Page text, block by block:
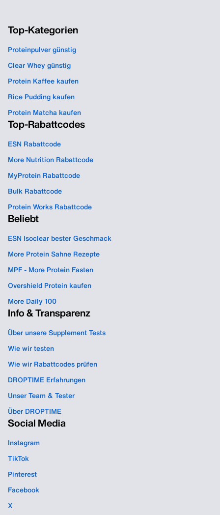
Top-Kategorien
Proteinpulver günstig
Clear Whey günstig
Protein Kaffee kaufen
Rice Pudding kaufen
Protein Matcha kaufen
Top-Rabattcodes
ESN Rabattcode
More Nutrition Rabattcode
MyProtein Rabattcode
Bulk Rabattcode
Protein Works Rabattcode
Beliebt
ESN Isoclear bester Geschmack
More Protein Sahne Rezepte
MPF - More Protein Fasten
Overshield Protein kaufen
More Daily 100
Info & Transparenz
Über unsere Supplement Tests
Wie wir testen
Wie wir Rabattcodes prüfen
DROPTIME Erfahrungen
Unser Team & Tester
Über DROPTIME
Social Media
Instagram
TikTok
Pinterest
Facebook
X